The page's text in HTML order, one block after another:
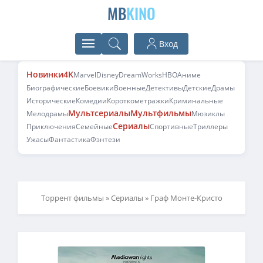
MBKINO
Вход
Новинки4KMarvelDisneyDreamWorksHBOАниме
БиографическиеБоевикиВоенныеДетективыДетскиеДрамы
ИсторическиеКомедииКороткометражкиКриминальные
МелодрамыМультсериалыМультфильмыМюзиклы
ПриключенияСемейныеСериалыСпортивныеТриллеры
УжасыФантастикаФэнтези
Торрент фильмы »Сериалы » Граф Монте-Кристо